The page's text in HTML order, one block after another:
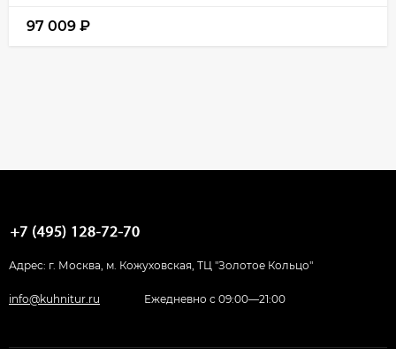
97 009 ₽
Адрес: г. Москва, м. Кожуховская, ТЦ "Золотое Кольцо"
info@kuhnitur.ru Ежедневно с 09:00—21:00